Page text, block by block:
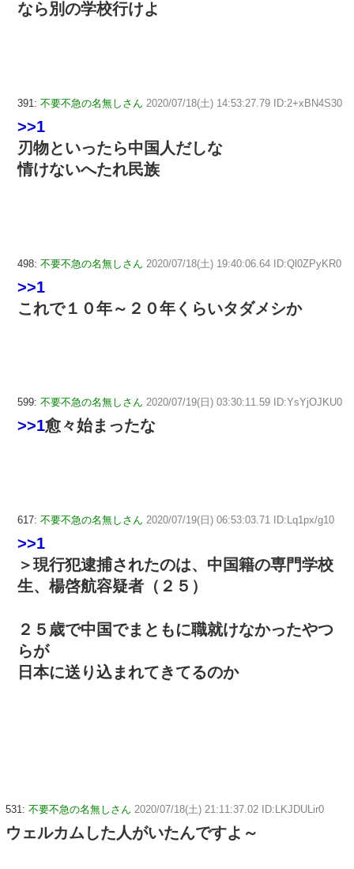
なら別の学校行けよ
391: 不要不急の名無しさん 2020/07/18(土) 14:53:27.79 ID:2+xBN4S30
>>1
刃物といったら中国人だしな
情けないへたれ民族
498: 不要不急の名無しさん 2020/07/18(土) 19:40:06.64 ID:Ql0ZPyKR0
>>1
これで１０年～２０年くらいタダメシか
599: 不要不急の名無しさん 2020/07/19(日) 03:30:11.59 ID:YsYjOJKU0
>>1愈々始まったな
617: 不要不急の名無しさん 2020/07/19(日) 06:53:03.71 ID:Lq1px/g10
>>1
＞現行犯逮捕されたのは、中国籍の専門学校
生、楊啓航容疑者（２５）
２５歳で中国でまともに職就けなかったやつ
らが
日本に送り込まれてきてるのか
531: 不要不急の名無しさん 2020/07/18(土) 21:11:37.02 ID:LKJDULir0
ウェルカムした人がいたんですよ～